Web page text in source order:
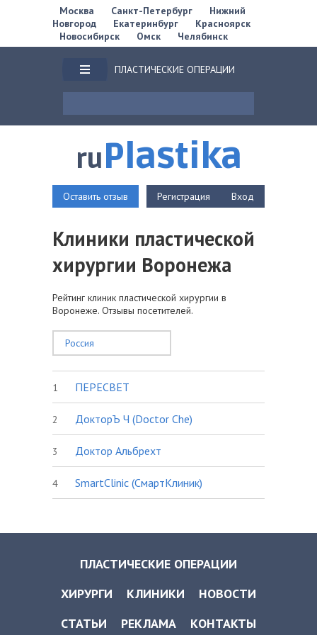
Москва Санкт-Петербург
Нижний
Новгород
Екатеринбург
Красноярск
Новосибирск
Омск Челябинск
ПЛАСТИЧЕСКИЕ ОПЕРАЦИИ
ruPlastika
Оставить отзыв Регистрация Вход
Клиники пластической
хирургии Воронежа
Рейтинг клиник пластической хирургии в
Воронеже. Отзывы посетителей.
Россия
1 ПЕРЕСВЕТ
2 ДокторЪ Ч (Doctor Che)
3 Доктор Альбрехт
4 SmartClinic (СмартКлиник)
ПЛАСТИЧЕСКИЕ ОПЕРАЦИИ
ХИРУРГИ
КЛИНИКИ
НОВОСТИ
СТАТЬИ
РЕКЛАМА КОНТАКТЫ